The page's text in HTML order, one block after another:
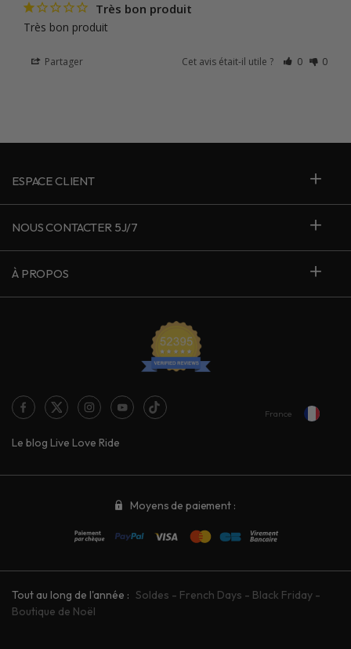
Très bon produit
Très bon produit
Partager Cet avis était-il utile ? 0 0
ESPACE CLIENT
NOUS CONTACTER 5J/7
À PROPOS
Le blog Live Love Ride
France
Moyens de paiement :
Tout au long de l'année : Soldes - French Days - Black Friday -
Boutique de Noël